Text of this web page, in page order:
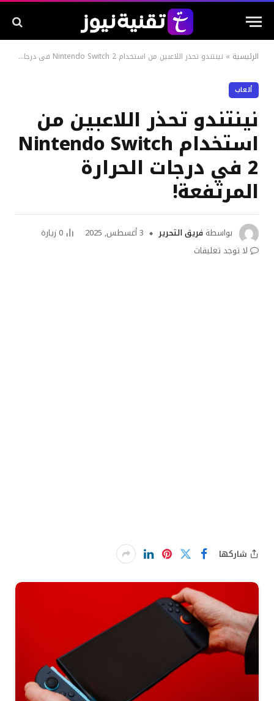
الرئيسية » نينتندو تحذر اللاعبين من استخدام Nintendo Switch 2 في درجات الحرارة المرتفعة!
ألعاب
نينتندو تحذر اللاعبين من
استخدام Nintendo Switch
2 في درجات الحرارة
المرتفعة!
بواسطة فريق التحرير 3 أغسطس, 2025 0زيارة
لا توجد تعليقات
شاركها